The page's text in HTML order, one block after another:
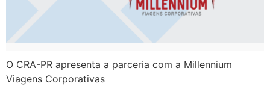
O CRA-PR apresenta a parceria com a Millennium
Viagens Corporativas